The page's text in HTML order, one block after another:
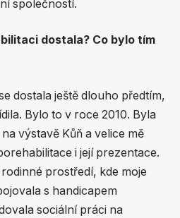
společností.
dostala? Co bylo tím
dostala ještě dlouho předtím,
Bylo to v roce 2010. Byla
výstavě Kůň a velice mě
i její prezentace.
prostředí, kde moje
s handicapem
sociální práci na